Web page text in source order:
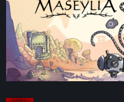
Echoes
of
the
Past
–
Un